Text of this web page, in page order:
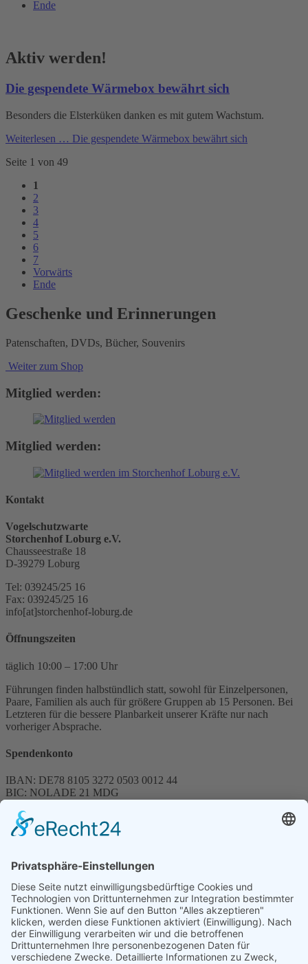
Ende
Aktiv werden!
Die gespendete Wärmebox bewährt sich
Besonders die Elsterküken danken es mit gutem Wachstum.
Weiterlesen … Die gespendete Wärmebox bewährt sich
Seite 1 von 49
1
2
3
4
5
6
7
Vorwärts
Ende
Geschenke und Erinnerungen
Patenschaften, DVDs, Bücher, Souvenirs
Weiter zum Shop
Mitglied werden:
Mitglied werden:
Kontakt
Vogelschutzwarte
Storchenhof Loburg e.V.
Chausseestraße 18
D-39279 Loburg
Tel: 039245/25 16
Fax: 039245/25 16
info[at]storchenhof-loburg.de
Öffnungszeiten
täglich 10:00 – 17:00 Uhr
Führungen finden halbstündlich statt, sowohl für Einzelpersonen,
Paare, Familien als auch für größere Gruppen ab 15 Personen. Bei
Letzteren für die bessere Planbarkeit unserer Kräfte nur nach
vorheriger Absprache.
Spendenkonto
IBAN: DE78 8105 3272 0503 0012 44
BIC: NOLADE 21 MDG
Spenden können steuerlich abgesetzt werden
Förderung
© 1987 – 2025
Storchenhof Loburg e.V.
Alle Rechte vorbehalten.